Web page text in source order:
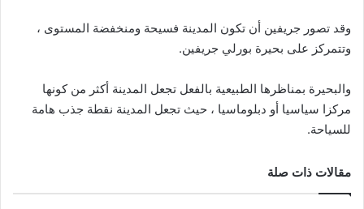
وقد تصور جريفين أن تكون المدينة فسيحة ومنخفضة المستوى ،
وتتمركز على بحيرة بورلي جريفين.
والبحيرة بمناظرها الطبيعية بالفعل تجعل المدينة أكثر من كونها
مركزا سياسيا أو دبلوماسيا ، حيث تجعل المدينة نقطة جذب هامة
للسياحة.
مقالات ذات صلة